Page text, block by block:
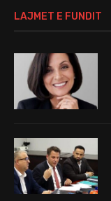
LAJMET E FUNDIT